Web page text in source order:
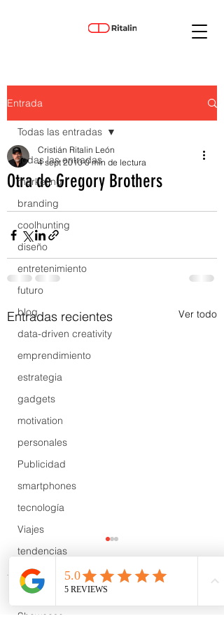
Entrada
Todas las entradas
marketing
branding
coolhunting
diseño
entretenimiento
futuro
blog
data-driven creativity
emprendimiento
estrategia
gadgets
motivation
personales
Publicidad
smartphones
tecnología
Viajes
tendencias
Wow
B2B
Showcase
Todas las entradas
Otra de Gregory Brothers
Cristián Ritalin León
4 sept 2010 0 min de lectura
Entradas recientes Ver todo
Comentarios